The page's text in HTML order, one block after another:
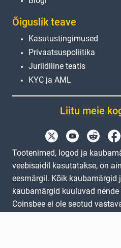
Õiguslik teave
Kasutustingimused
Privaatsuspoliitika
Juriidiline teatis
KYC ja AML
Liitu meie
Tootenimed, logod ja
veebisaidil kasutatakse, on
eesmärgil. Kõik kaubamärgid
kaubamärgid kuuluvad
Coinsbee ei ole seotud